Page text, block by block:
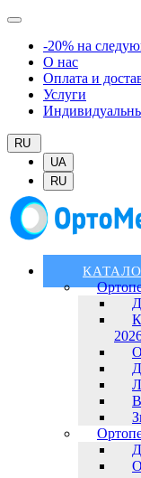
-20% на
О нас
Оплата и
Услуги
RU
UA
RU